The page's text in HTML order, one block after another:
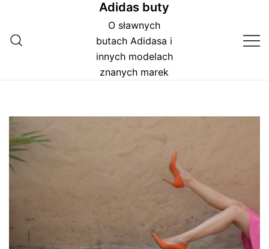
treści
Adidas buty
O sławnych
butach Adidasa i
innych modelach
znanych marek